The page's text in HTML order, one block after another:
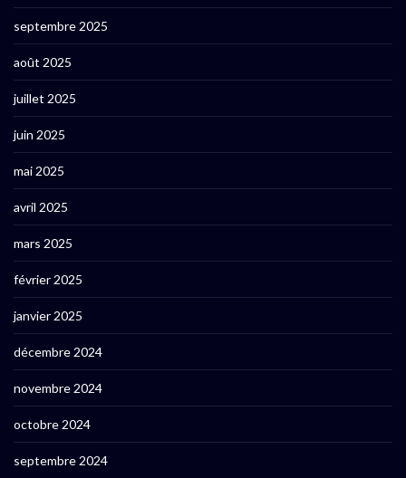
septembre 2025
août 2025
juillet 2025
juin 2025
mai 2025
avril 2025
mars 2025
février 2025
janvier 2025
décembre 2024
novembre 2024
octobre 2024
septembre 2024